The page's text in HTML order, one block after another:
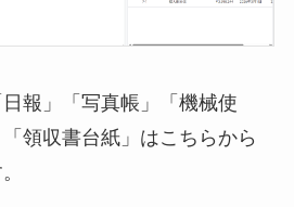
報」「写真帳」「機械使
領収書台紙」はこちらから